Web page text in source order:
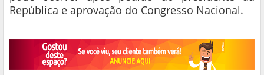
República e aprovação do Congresso Nacional.